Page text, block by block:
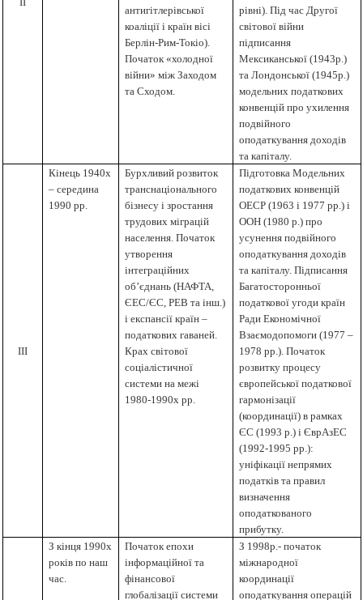
антигітлерівської
коаліції і країн вісі
Берлін-Рим-Токіо).
Початок «холодної
війни» між Заходом
та Сходом.
рівні). Під час Другої
світової війни
підписання
Мексиканської (1943р.)
та Лондонської (1945р.)
модельних податкових
конвенцій про ухилення
подвійного
оподаткування доходів
та капіталу.
III
Кінець 1940х
– середина
1990 рр.
Бурхливий розвиток
транснаціонального
бізнесу і зростання
трудових міграцій
населення. Початок
утворення
інтеграційних
об’єднань (НАФТА,
ЄЕС/ЄС, РЕВ та інш.)
і експансії країн –
податкових гаваней.
Крах світової
соціалістичної
системи на межі
1980-1990х рр.
Підготовка Модельних
податкових конвенцій
ОЕСР (1963 і 1977 рр.) і
ООН (1980 р.) про
усунення подвійного
оподаткування доходів
та капіталу. Підписання
Багатосторонньої
податкової угоди країн
Ради Економічної
Взаємодопомоги (1977 –
1978 рр.). Початок
розвитку процесу
європейської податкової
гармонізації
(координації) в рамках
ЄС (1993 р.) і ЄврАзЕС
(1992-1995 рр.):
уніфікації непрямих
податків та правил
визначення
оподаткованого
прибутку.
З кінця 1990х
років по наш
час.
Початок епохи
інформаційної та
фінансової
глобалізації системи
З 1998р.- початок
міжнародної
координації
оподаткування операцій